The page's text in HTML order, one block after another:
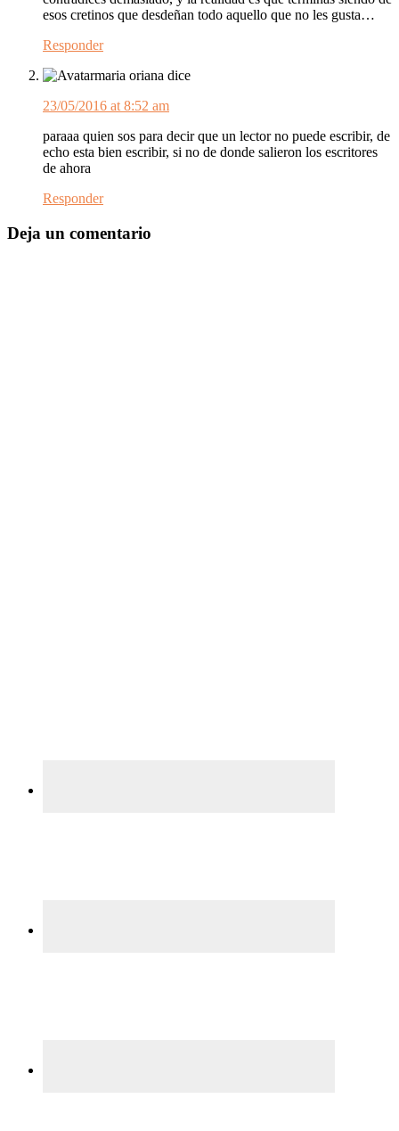
esos cretinos que desdeñan todo aquello que no les gusta…
Responder
maria oriana dice
23/05/2016 at 8:52 am
paraaa quien sos para decir que un lector no puede escribir, de
echo esta bien escribir, si no de donde salieron los escritores
de ahora
Responder
Deja un comentario